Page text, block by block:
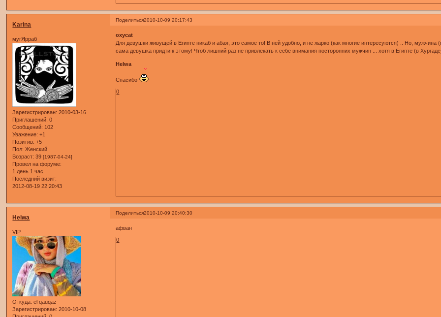
Поделиться2010-10-09 20:17:43
Karina
мугЯрраб
Зарегистрирован: 2010-03-16
Приглашений: 0
Сообщений: 102
Уважение: +1
Позитив: +5
Пол: Женский
Возраст: 39[1987-04-24]
Провел на форуме:
1 день 1 час
Последний визит:
2012-08-19 22:20:43
oxycat
Для девушки живущей в Египте никаб и абая, это самое то! В ней удобно, и не жарко (как многие интересуются) .. Но,
сама девушка придти к этому! Чтоб лишний раз не привлекать к себе внимания посторонних мужчин ... хотя в Египте (в
Helwa
Спасибо
0
Поделиться2010-10-09 20:40:30
Helwa
VIP
Откуда: el qauqaz
Зарегистрирован: 2010-10-08
афван
0